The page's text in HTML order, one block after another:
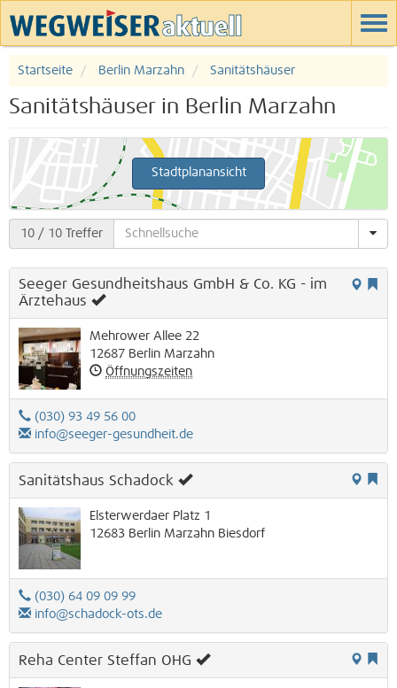
Startseite Berlin Marzahn Sanitätshäuser
Sanitätshäuser in Berlin Marzahn
Stadtplanansicht
10 / 10 Treffer
Seeger Gesundheitshaus GmbH & Co. KG - im
Ärztehaus
Mehrower Allee 22
12687 Berlin Marzahn
Öffnungszeiten
(030) 93 49 56 00
info@seeger-gesundheit.de
Sanitätshaus Schadock
Elsterwerdaer Platz 1
12683 Berlin Marzahn Biesdorf
(030) 64 09 09 99
info@schadock-ots.de
Reha Center Steffan OHG